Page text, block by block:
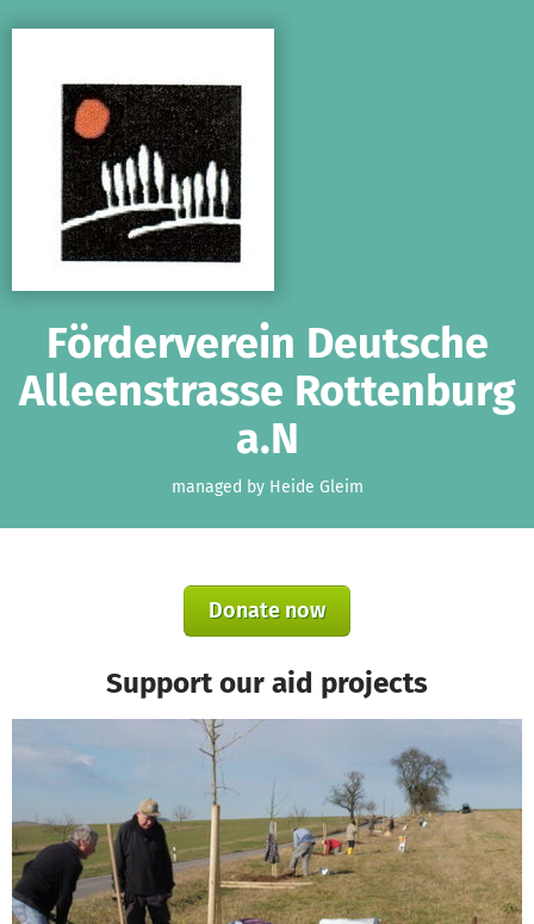
Förderverein Deutsche
Alleenstrasse Rottenburg
a.N
managed by Heide Gleim
Donate now
Support our aid projects